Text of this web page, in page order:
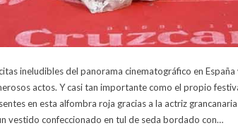
ineludibles del panorama cinematográfico en
actos. Y casi tan importante como el propio
en esta alfombra roja gracias a la actriz
vestido confeccionado en tul de seda bordado con…